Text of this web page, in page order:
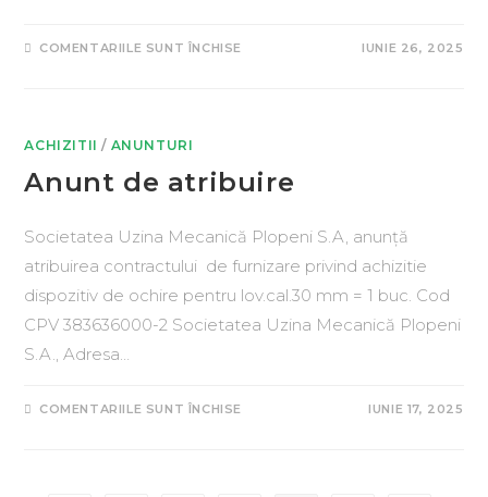
COMENTARIILE SUNT ÎNCHISE IUNIE 26, 2025
ACHIZITII / ANUNTURI
Anunt de atribuire
Societatea Uzina Mecanică Plopeni S.A, anunță
atribuirea contractului de furnizare privind achizitie
dispozitiv de ochire pentru lov.cal.30 mm = 1 buc. Cod
CPV 383636000-2 Societatea Uzina Mecanică Plopeni
S.A., Adresa…
COMENTARIILE SUNT ÎNCHISE IUNIE 17, 2025